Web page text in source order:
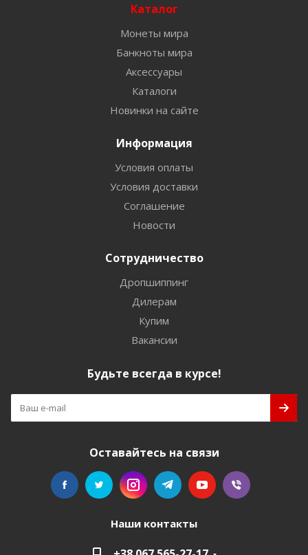
Каталог
Монеты мира
Банкноты мира
Аксессуары
Каталоги
Новинки на сайте
Информация
Условия оплаты
Условия доставки
Соглашение
Новости
Сотрудничество
Дропшиппинг
Дилерам
Купим
Вакансии
Будьте всегда в курсе!
Оставайтесь на связи
Наши контакты